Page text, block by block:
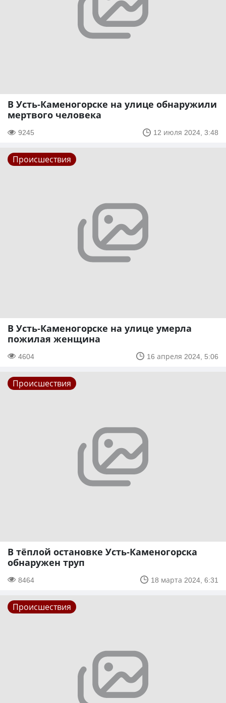
В Усть-Каменогорске на улице обнаружили
мертвого человека
9245 12 июля 2024, 3:48
Происшествия
В Усть-Каменогорске на улице умерла
пожилая женщина
4604 16 апреля 2024, 5:06
Происшествия
В тёплой остановке Усть-Каменогорска
обнаружен труп
8464 18 марта 2024, 6:31
Происшествия